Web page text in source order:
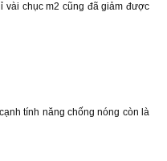
vài chục m2 cũng đã giảm được
tính năng chống nóng còn là